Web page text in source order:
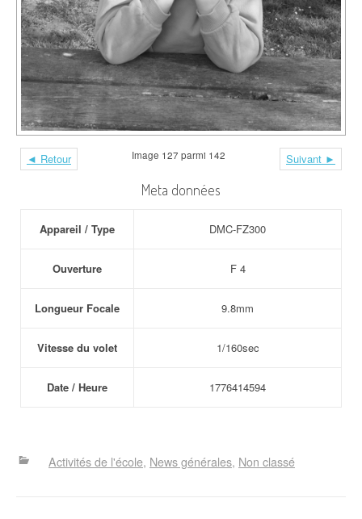
◄ Retour Suivant ►
Image 127 parmi 142
Meta données
Appareil / Type DMC-FZ300
Ouverture F 4
Longueur Focale 9.8mm
Vitesse du volet 1/160sec
Date / Heure 1776414594
Activités de l'école News générales Non classé